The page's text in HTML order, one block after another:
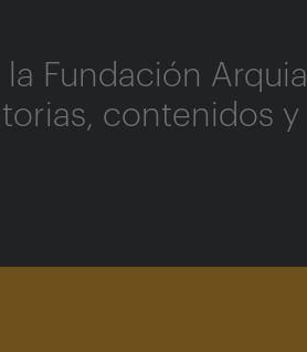
Fundación Arquia
contenidos y